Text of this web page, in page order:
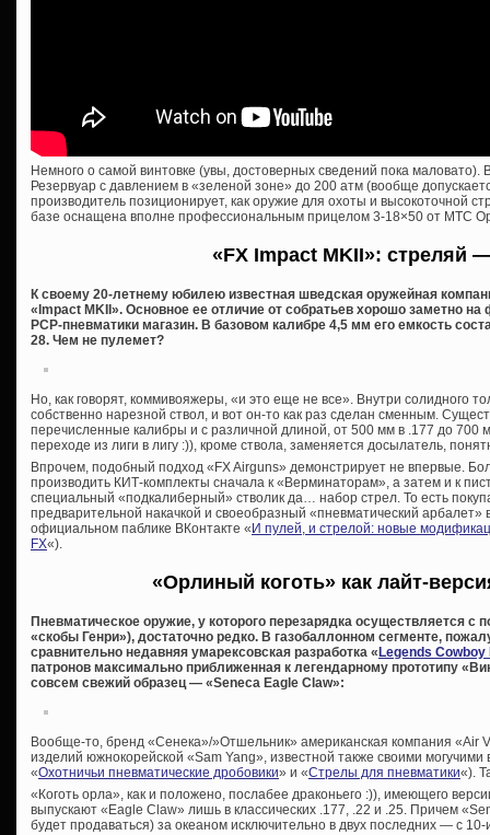
Немного о самой винтовке (увы, достоверных сведений пока маловато).
Резервуар с давлением в «зеленой зоне» до 200 атм (вообще
производитель позиционирует, как оружие для охоты и высокоточной
базе оснащена вполне профессиональным прицелом 3-18×50 от MTC
«FX Impact MKII»: стреляй
К своему 20-летнему юбилею известная шведская оружейная
«Impact MKII». Основное ее отличие от собратьев хорошо заметно
PCP-пневматики магазин. В базовом калибре 4,5 мм его емкость
28. Чем не пулемет?
Но, как говорят, коммивояжеры, «и это еще не все». Внутри солидного
собственно нарезной ствол, и вот он-то как раз сделан сменным.
перечисленные калибры и с различной длиной, от 500 мм в .177 до 700
переходе из лиги в лигу :)), кроме ствола, заменяется досылатель,
Впрочем, подобный подход «FX Airguns» демонстрирует не впервые.
производить КИТ-комплекты сначала к «Верминаторам», а затем и к
специальный «подкалиберный» стволик да… набор стрел. То есть
предварительной накачкой и своеобразный «пневматический
официальном паблике ВКонтакте « И пулей, и стрелой: новые
FX«).
«Орлиный коготь» как лайт-
Пневматическое оружие, у которого перезарядка осуществляется
«скобы Генри»), достаточно редко. В газобаллонном сегменте,
сравнительно недавняя умарексовская разработка « Legends Cowboy
патронов максимально приближенная к легендарному прототипу
совсем свежий образец — «Seneca Eagle Claw»:
Вообще-то, бренд «Сенека»/»Отшельник» американская компания «Air
изделий южнокорейской «Sam Yang», известной также своими
«Охотничьи пневматические дробовики» и «Стрелы для пневматики«).
«Коготь орла», как и положено, послабее драконьего :)), имеющего
выпускают «Eagle Claw» лишь в классических .177, .22 и .25. Причем
будет продаваться) за океаном исключительно в двух последних — с